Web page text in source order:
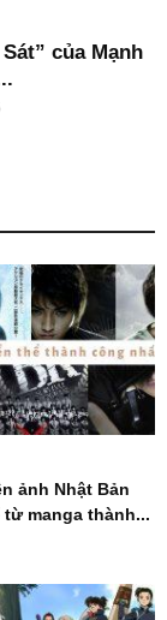
của Mạnh
ảnh Nhật Bản
manga thành...